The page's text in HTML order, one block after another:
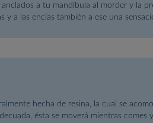
a tu mandíbula al morder y la
a las encías también a ese una
hecha de resina, la cual se
ésta se moverá mientras